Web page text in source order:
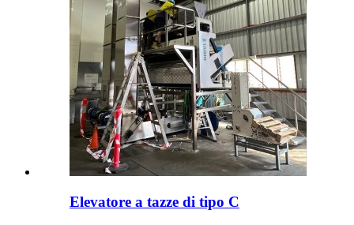
Elevatore a tazze di tipo C